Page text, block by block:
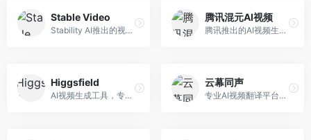
Stable Video
Stability AI推出的视频生成模型，开源可部署。面向开发者和专业创作者，支持视频生成、视频编辑等功能，开源生态完善，定制化程度高。
腾讯混元AI视频
腾讯推出的AI视频生成工具，基于混元大模型。面向腾讯生态用户和内容创作者，支持文生视频、视频编辑等功能，与腾讯产品生态深度整合。
Higgsfield
AI视频生成工具，专注于高质量视频内容创作。面向视频创作者和营销人员，支持文生视频、视频编辑等功能，视频效果逼真，适合商业应用。
云幕同声
专业AI视频翻译平台，支持视频多语言配音和字幕生成。面向跨境电商和内容出海从业者，提供视频翻译、配音、字幕生成等服务，多语言支持完善。